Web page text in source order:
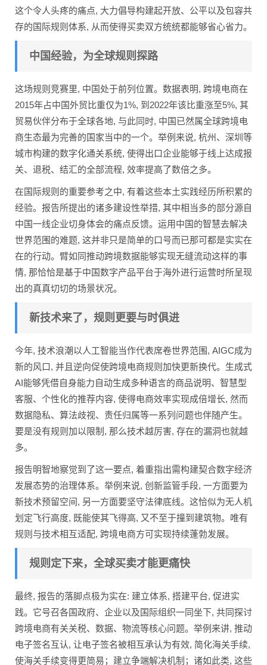
这个令人头疼的痛点, 大力倡导构建起开放、公平以及包容共
存的国际规则体系, 从而使得买卖双方统统都能够省心省力。
中国经验，为全球规则探路
这场规则竞赛里, 中国处于前列位置。数据表明, 跨境电商在
2015年占中国外贸比重仅为1%, 到2022年该比重涨至5%, 其
贸易伙伴分布于全球各地, 与此同时, 中国已然属全球跨境电
商生态最为完善的国家当中的一个。举例来说, 杭州、深圳等
城市构建的数字化通关系统, 使得出口企业能够于线上达成报
关、退税、结汇的全部流程, 效率提高了数倍之多。
在国际规则的重要参考之中, 有着这些本土实践经历所积累的
经验。报告所提出的诸多建设性举措, 其中相当多的部分源自
中国一线企业切身体会的痛点反馈。运用中国的智慧去解决
世界范围的难题, 这并非只是简单的口号而已那可都是实实在
在的行动。臂如同推动跨境数据能够实现无缝流动这样的事
情, 那恰恰是基于中国数字产品平台于海外进行运营时所呈现
出的真真切切的场景状况。
新技术来了，规则更要与时俱进
今年, 技术浪潮以人工智能当作代表席卷世界范围, AIGC成为
新的风口, 并且逆向促使跨境电商规则加快更新换代。生成式
AI能够凭借自身能力自动生成多种语言的商品说明、智慧型
客服、个性化的推荐内容, 使得电商效率实现成倍增长, 然而
数据隐私、算法歧视、责任归属等一系列问题也伴随产生。
要是没有规则加以限制, 那么技术越厉害, 存在的漏洞也就越
多。
报告明智地察觉到了这一要点, 着重指出需构建契合数字经济
发展态势的治理体系。举例来说, 创新监管手段, 一方面要为
新技术预留空间, 另一方面要坚守法律底线。这恰似为无人机
划定飞行高度, 既能使其飞得高, 又不至于撞到建筑物。唯有
规则与技术相互适配, 跨境电商方可实现持续蓬勃发展。
规则定下来，全球买卖才能更痛快
最终, 报告的落脚点极为实在: 建立体系, 搭建平台, 促进实
践。它号召各国政府、企业以及国际组织一同坐下, 共同探讨
跨境电商有关关税、数据、物流等核心问题。举例来讲, 推动
电子签名互认, 让电子签名被相互承认为有效, 简化海关手续,
使海关手续变得更简易；建立争端解决机制；诸如此类, 这些